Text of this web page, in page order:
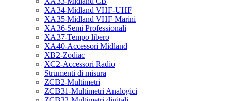
XA34-Midland VHF-UHF
XA35-Midland VHF Marini
XA36-Semi Professionali
XA37-Tempo libero
XA40-Accessori Midland
XB2-Zodiac
XC2-Accessori Radio
Strumenti di misura
ZCB2-Multimetri
ZCB31-Multimetri Analogici